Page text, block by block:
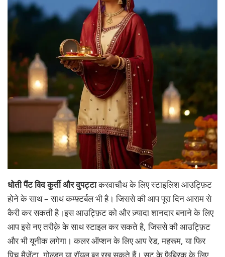
धोती पैंट विद कुर्ती और दुपट्टाकरवाचौथ के लिए स्टाइलिश आउट्फ़िट
होने के साथ – साथ कम्फ़्टर्बल भी है। जिससे की आप पूरा दिन आराम से
कैरी कर सकती है।इस आउट्फ़िट को और ज़्यादा शानदार बनाने के लिए
आप इसे नए तरीक़े के साथ स्टाइल कर सकते है, जिससे की आउट्फ़िट
और भी यूनीक लगेगा। कलर ऑप्शन के लिए आप रेड, महरूम, या फिर